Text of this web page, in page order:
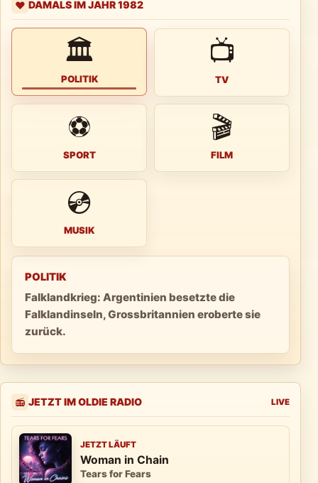
❤️ DAMALS IM JAHR 1982
🏛
POLITIK
📺
TV
⚽
SPORT
🎬
FILM
💿
MUSIK
POLITIK
Falklandkrieg: Argentinien besetzte die
Falklandinseln, Grossbritannien eroberte sie
zurück.
📻 JETZT IM OLDIE RADIO LIVE
JETZT LÄUFT
Woman in Chain
Tears for Fears